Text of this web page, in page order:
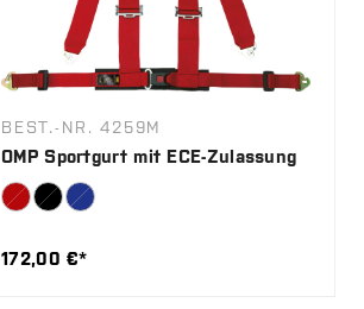
BEST.-NR. 4259M
OMP Sportgurt mit ECE-Zulassung
172,00 €*